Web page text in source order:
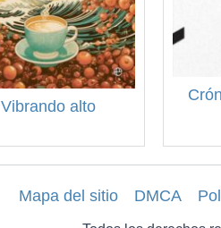
Vibrando alto
Mapa del sitio DMCA